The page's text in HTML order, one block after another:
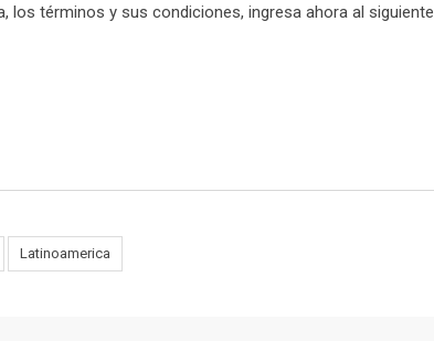
términos y sus condiciones, ingresa ahora al siguiente
Latinoamerica